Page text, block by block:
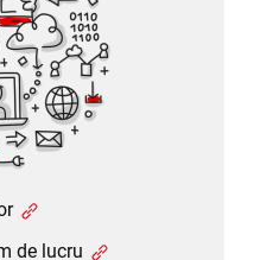
de lucru
lucru și concediu
și selecție